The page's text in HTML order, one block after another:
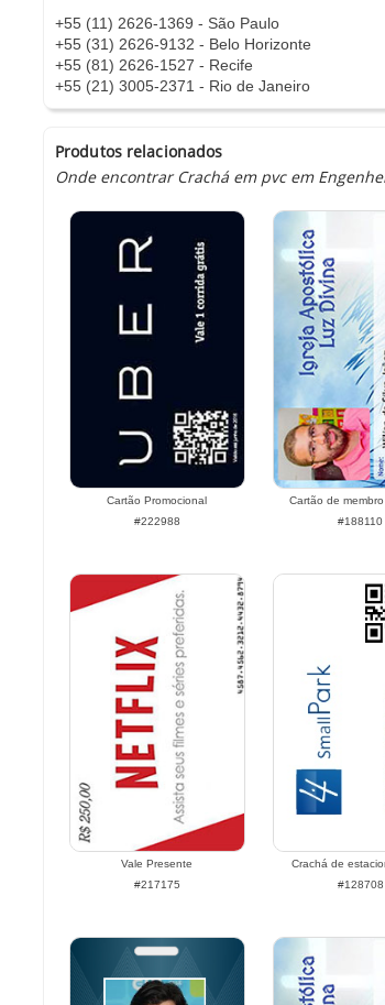
+55 (11) 2626-1369 - São Paulo
+55 (31) 2626-9132 - Belo Horizonte
+55 (81) 2626-1527 - Recife
+55 (21) 3005-2371 - Rio de Janeiro
Produtos relacionados
Onde encontrar Crachá em pvc em
Cartão Promocional
#222988
Cartão de
#188110
Vale Presente
#217175
Crachá de
#128708